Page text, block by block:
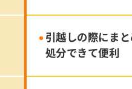
引越しの際にま
処分できて便利